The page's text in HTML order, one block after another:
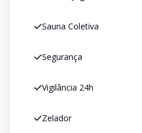
Sauna Coletiva
Segurança
Vigilância 24h
Zelador